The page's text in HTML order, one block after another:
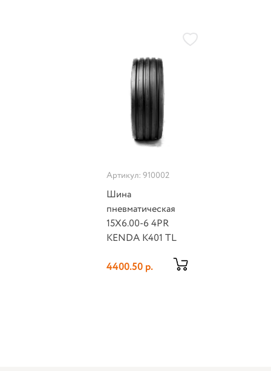
Артикул: 910002
Шина
пневматическая
15X6.00-6 4PR
KENDA K401 TL
4400.50 р.